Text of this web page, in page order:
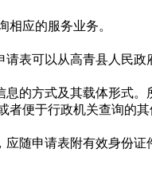
应的服务业务。
请表可以从高青县人民政
息的方式及其载体形式。
者便于行政机关查询的其
随申请表附有效身份证